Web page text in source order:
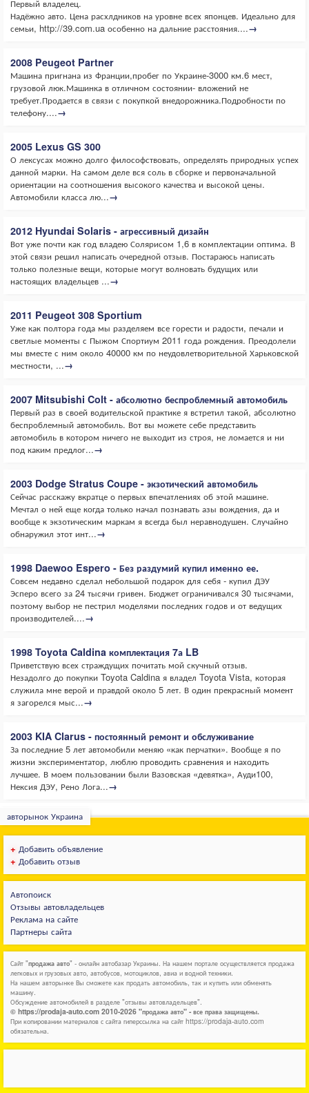
Первый владелец.
Надёжно авто. Цена расхлдников на уровне всех японцев. Идеально для
семьи, http://39.com.ua особенно на дальние расстояния....→
2008 Peugeot Partner
Машина пригнана из Франции,пробег по Украине-3000 км.6 мест,
грузовой люк.Машинка в отличном состоянии- вложений не
требует.Продается в связи с покупкой внедорожника.Подробности по
телефону....→
2005 Lexus GS 300
О лексусах можно долго философствовать, определять природных успех
данной марки. На самом деле вся соль в сборке и первоначальной
ориентации на соотношения высокого качества и высокой цены.
Автомобили класса лю...→
2012 Hyundai Solaris - агрессивный дизайн
Вот уже почти как год владею Солярисом 1,6 в комплектации оптима. В
этой связи решил написать очередной отзыв. Постараюсь написать
только полезные вещи, которые могут волновать будущих или
настоящих владельцев ...→
2011 Peugeot 308 Sportium
Уже как полтора года мы разделяем все горести и радости, печали и
светлые моменты с Пыжом Спортиум 2011 года рождения. Преодолели
мы вместе с ним около 40000 км по неудовлетворительной Харьковской
местности, ...→
2007 Mitsubishi Colt - абсолютно беспроблемный автомобиль
Первый раз в своей водительской практике я встретил такой, абсолютно
беспроблемный автомобиль. Вот вы можете себе представить
автомобиль в котором ничего не выходит из строя, не ломается и ни
под каким предлог...→
2003 Dodge Stratus Coupe - экзотический автомобиль
Сейчас расскажу вкратце о первых впечатлениях об этой машине.
Мечтал о ней еще когда только начал познавать азы вождения, да и
вообще к экзотическим маркам я всегда был неравнодушен. Случайно
обнаружил этот инт...→
1998 Daewoo Espero - Без раздумий купил именно ее.
Совсем недавно сделал небольшой подарок для себя - купил ДЭУ
Эсперо всего за 24 тысячи гривен. Бюджет ограничивался 30 тысячами,
поэтому выбор не пестрил моделями последних годов и от ведущих
производителей....→
1998 Toyota Caldina комплектация 7а LB
Приветствую всех страждущих почитать мой скучный отзыв.
Незадолго до покупки Toyota Caldina я владел Toyota Vista, которая
служила мне верой и правдой около 5 лет. В один прекрасный момент
я загорелся мыс...→
2003 KIA Clarus - постоянный ремонт и обслуживание
За последние 5 лет автомобили меняю «как перчатки». Вообще я по
жизни экспериментатор, люблю проводить сравнения и находить
лучшее. В моем пользовании были Вазовская «девятка», Ауди100,
Нексия ДЭУ, Рено Лога...→
авторынок Украина
+ Добавить объявление
+ Добавить отзыв
Автопоиск
Отзывы автовладельцев
Реклама на сайте
Партнеры сайта
Сайт "продажа авто" - онлайн автобазар Украины. На нашем портале осуществляется продажа
легковых и грузовых авто, автобусов, мотоциклов, авиа и водной техники.
На нашем авторынке Вы сможете как продать автомобиль, так и купить или обменять
машину.
Обсуждение автомобилей в разделе "отзывы автовладельцев".
© https://prodaja-auto.com 2010-2026 "продажа авто" - все права защищены.
При копировании материалов с сайта гиперссылка на сайт https://prodaja-auto.com
обязательна.